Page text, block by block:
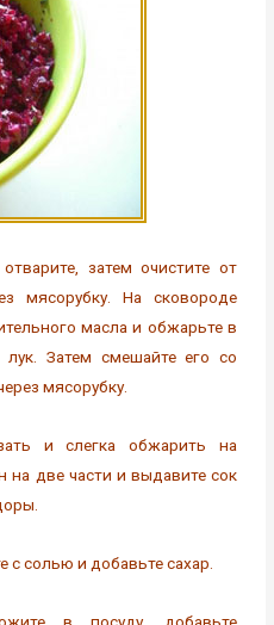
затем очистите от
мясорубку. На сковороде
масла и обжарьте в
Затем смешайте его со
мясорубку.
и слегка обжарить на
на две части и выдавите сок
солью и добавьте сахар.